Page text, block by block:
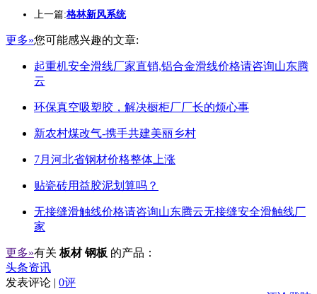
上一篇:格林新风系统
更多»您可能感兴趣的文章:
起重机安全滑线厂家直销,铝合金滑线价格请咨询山东腾
云
环保真空吸塑胶，解决橱柜厂厂长的烦心事
新农村煤改气-携手共建美丽乡村
7月河北省钢材价格整体上涨
贴瓷砖用益胶泥划算吗？
无接缝滑触线价格请咨询山东腾云无接缝安全滑触线厂
家
更多»有关 板材 钢板 的产品：
头条资讯
发表评论 | 0评